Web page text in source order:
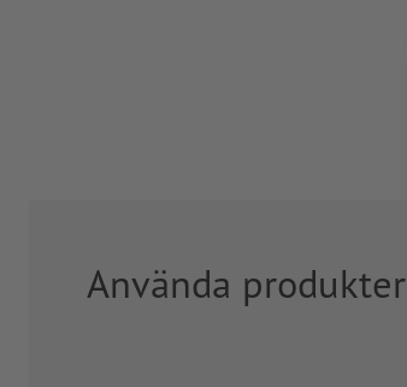
Använda produkter